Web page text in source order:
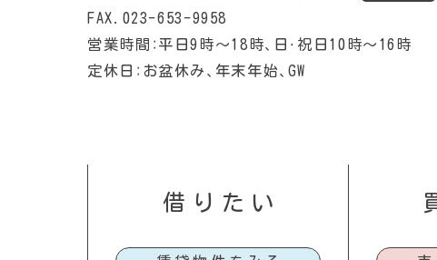
FAX.023-653-9958
営業時間：平日9時〜18時、日・祝日10時〜16時
定休日：お盆休み、年末年始、GW
借りたい